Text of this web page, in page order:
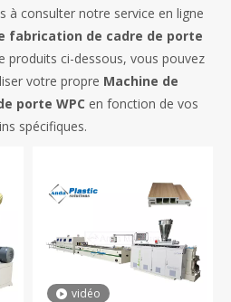
à consulter notre service en ligne
fabrication de cadre de porte
produits ci-dessous, vous pouvez
votre propre Machine de
porte WPC en fonction de vos
spécifiques.
vidéo